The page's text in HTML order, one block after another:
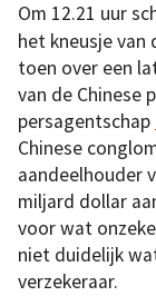
Om 12.21 uur
het kneusje van
toen over een
van de Chinese
persagentschap
Chinese
aandeelhouder
miljard dollar
voor wat
niet duidelijk
verzekeraar.